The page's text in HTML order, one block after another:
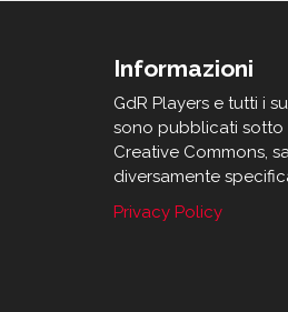
Informazioni
GdR Players e tutti i
sono pubblicati sotto
Creative Commons,
diversamente
Privacy Policy